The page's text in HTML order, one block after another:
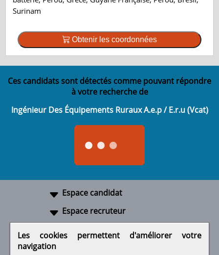
Surinam
Obtenir les coordonnées
Ces candidats sont détectés comme pouvant répondre
à votre recherche de
Ingénieur Des Équipements Ruraux A.e.p / E.r.u (Vcat)
Espace candidat
Espace recruteur
Les cookies permettent d'améliorer votre
navigation